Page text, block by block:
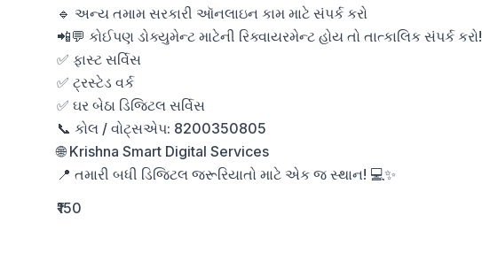
🔹 અન્ય તમામ સરકારી ઑનલાઇન કામ માટે સંપર્ક કરો
📲💬 કોઈપણ ડોક્યુમેન્ટ માટેની રિક્વાયરમેન્ટ હોય તો તાત્કાલિક સંપર્ક કરો!
✅ ફાસ્ટ સર્વિસ
✅ ટ્રસ્ટેડ વર્ક
✅ ઘર બેઠા ડિજિટલ સર્વિસ
📞 કોલ / વોટ્સએપ: 8200350805
🌐 Krishna Smart Digital Services
📍 તમારી બધી ડિજિટલ જરૂરિયાતો માટે એક જ સ્થાન! 💻✨
₹150